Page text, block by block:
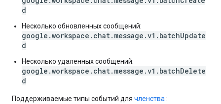
d
Несколько обновленных сообщений:
google.workspace.chat.message.v1.batchUpdate
d
Несколько удаленных сообщений:
google.workspace.chat.message.v1.batchDelete
d
Поддерживаемые типы событий для членства :